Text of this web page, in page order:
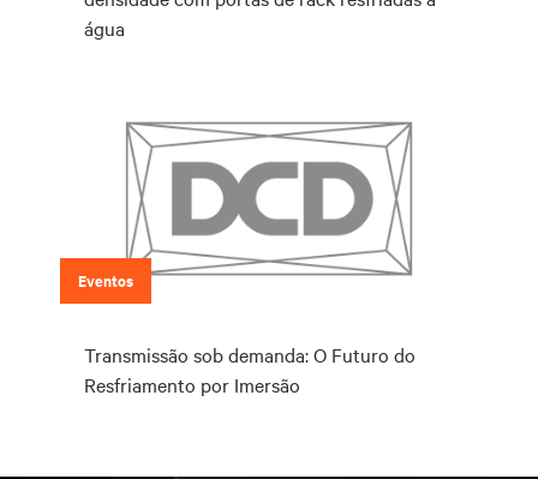
água
Eventos
Transmissão sob demanda: O Futuro do
Resfriamento por Imersão